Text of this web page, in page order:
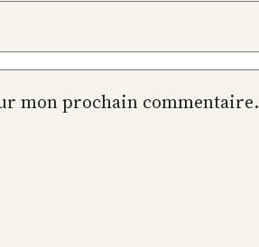
mon prochain commentaire.